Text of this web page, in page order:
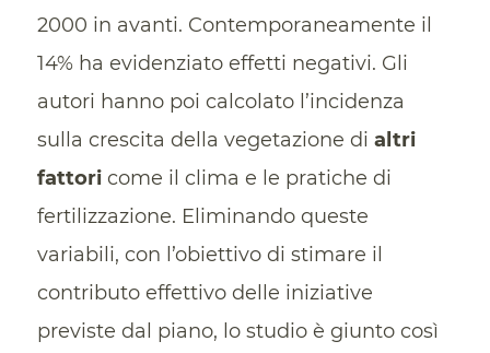
2000 in avanti. Contemporaneamente il
14% ha evidenziato effetti negativi. Gli
autori hanno poi calcolato l’incidenza
sulla crescita della vegetazione di altri
fattoricome il clima e le pratiche di
fertilizzazione. Eliminando queste
variabili, con l’obiettivo di stimare il
contributo effettivo delle iniziative
previste dal piano, lo studio è giunto così